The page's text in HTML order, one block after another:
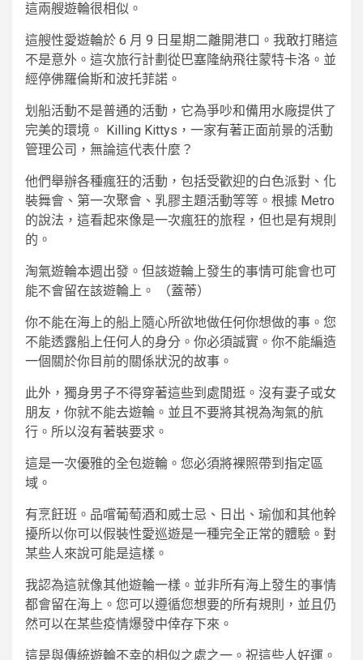
這兩艘遊輪很相似。
這艘性愛遊輪於 6 月 9 日星期二離開港口。我敢打賭這
不是意外。這次旅行計劃從巴塞隆納飛往蒙特卡洛。並
經停佛羅倫斯和波托菲諾。
划船活動不是普通的活動，它為爭吵和備用水廠提供了
完美的環境。 Killing Kittys，一家有著正面前景的活動
管理公司，無論這代表什麼？
他們舉辦各種瘋狂的活動，包括受歡迎的白色派對、化
裝舞會、第一次聚會、乳膠主題活動等等。根據 Metro
的說法，這看起來像是一次瘋狂的旅程，但也是有規則
的。
淘氣遊輪本週出發。但該遊輪上發生的事情可能會也可
能不會留在該遊輪上。
（蓋蒂）
你不能在海上的船上隨心所欲地做任何你想做的事。您
不能透露船上任何人的身分。你必須誠實。你不能編造
一個關於你目前的關係狀況的故事。
此外，獨身男子不得穿著這些到處閒逛。沒有妻子或女
朋友，你就不能去遊輪。並且不要將其視為淘氣的航
行。所以沒有著裝要求。
這是一次優雅的全包遊輪。您必須將裸照帶到指定區
域。
有烹飪班。品嚐葡萄酒和威士忌、日出、瑜伽和其他幹
擾所以你可以假裝性愛巡遊是一種完全正常的體驗。對
某些人來說可能是這樣。
我認為這就像其他遊輪一樣。並非所有海上發生的事情
都會留在海上。您可以遵循您想要的所有規則，並且仍
然可以在某些疫情爆發中倖存下來。
這是與傳統遊輪不幸的相似之處之一。祝這些人好運。